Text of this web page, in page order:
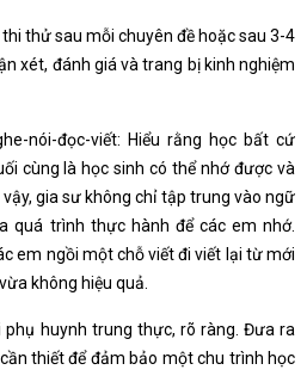
thử sau mỗi chuyên đề hoặc sau 3-4
xét, đánh giá và trang bị kinh nghiệm
nói-đọc-viết: Hiểu rằng học bất cứ
cùng là học sinh có thể nhớ được và
gia sư không chỉ tập trung vào ngữ
quá trình thực hành để các em nhớ.
em ngồi một chỗ viết đi viết lại từ mới
không hiệu quả.
huynh trung thực, rõ ràng. Đưa ra
thiết để đảm bảo một chu trình học